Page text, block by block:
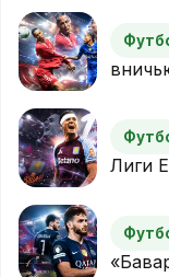
Лиги